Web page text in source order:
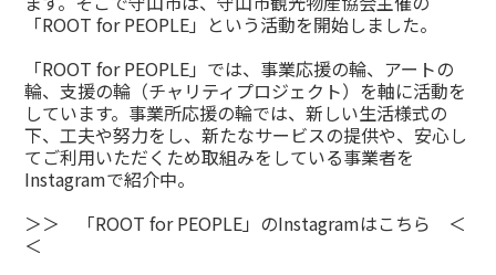
「ROOT for PEOPLE」という活動を開始しました。
「ROOT for PEOPLE」では、事業応援の輪、アートの
輪、支援の輪（チャリティプロジェクト）を軸に活動を
しています。事業所応援の輪では、新しい生活様式の
下、工夫や努力をし、新たなサービスの提供や、安心し
てご利用いただくため取組みをしている事業者を
Instagramで紹介中。
＞＞ 「ROOT for PEOPLE」のInstagramはこちら ＜
＜